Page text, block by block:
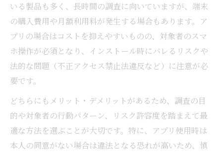
いる製品も多く、長時間の調査に向いていますが、端末
の購入費用や月額利用料が発生する場合もあります。ア
プリの場合はコストを抑えやすいものの、対象者のスマ
ホ操作が必須となり、インストール時にバレるリスクや
法的な問題（不正アクセス禁止法違反など）に注意が必
要です。
どちらにもメリット・デメリットがあるため、調査の目
的や対象者の行動パターン、リスク許容度を踏まえて最
適な方法を選ぶことが大切です。特に、アプリ使用時は
本人の同意がない場合は違法となる恐れが高いため、慎